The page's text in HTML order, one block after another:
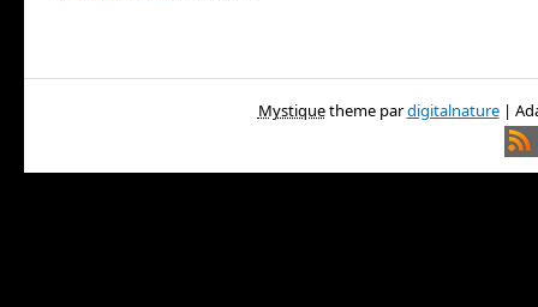
Mystiquetheme pardigitalnature|